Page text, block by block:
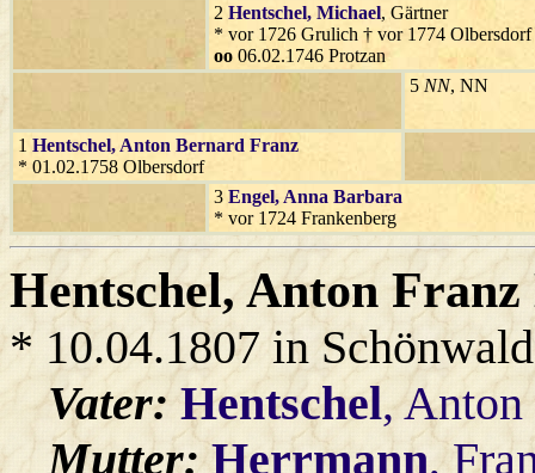
2 Hentschel, Michael, Gärtner
* vor 1726 Grulich † vor 1774 Olbersdorf
oo 06.02.1746 Protzan
5 NN, NN
1 Hentschel, Anton Bernard Franz
* 01.02.1758 Olbersdorf
3 Engel, Anna Barbara
* vor 1724 Frankenberg
Hentschel, Anton
* 10.04.1807 in
Vater:Hentschel,
Mutter:Herrmann,